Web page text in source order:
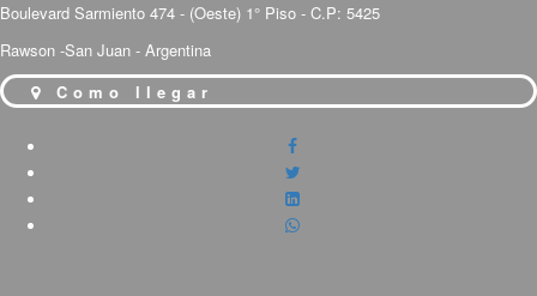
Boulevard Sarmiento 474 - (Oeste) 1° Piso - C.P: 5425
Rawson -San Juan - Argentina
Como llegar